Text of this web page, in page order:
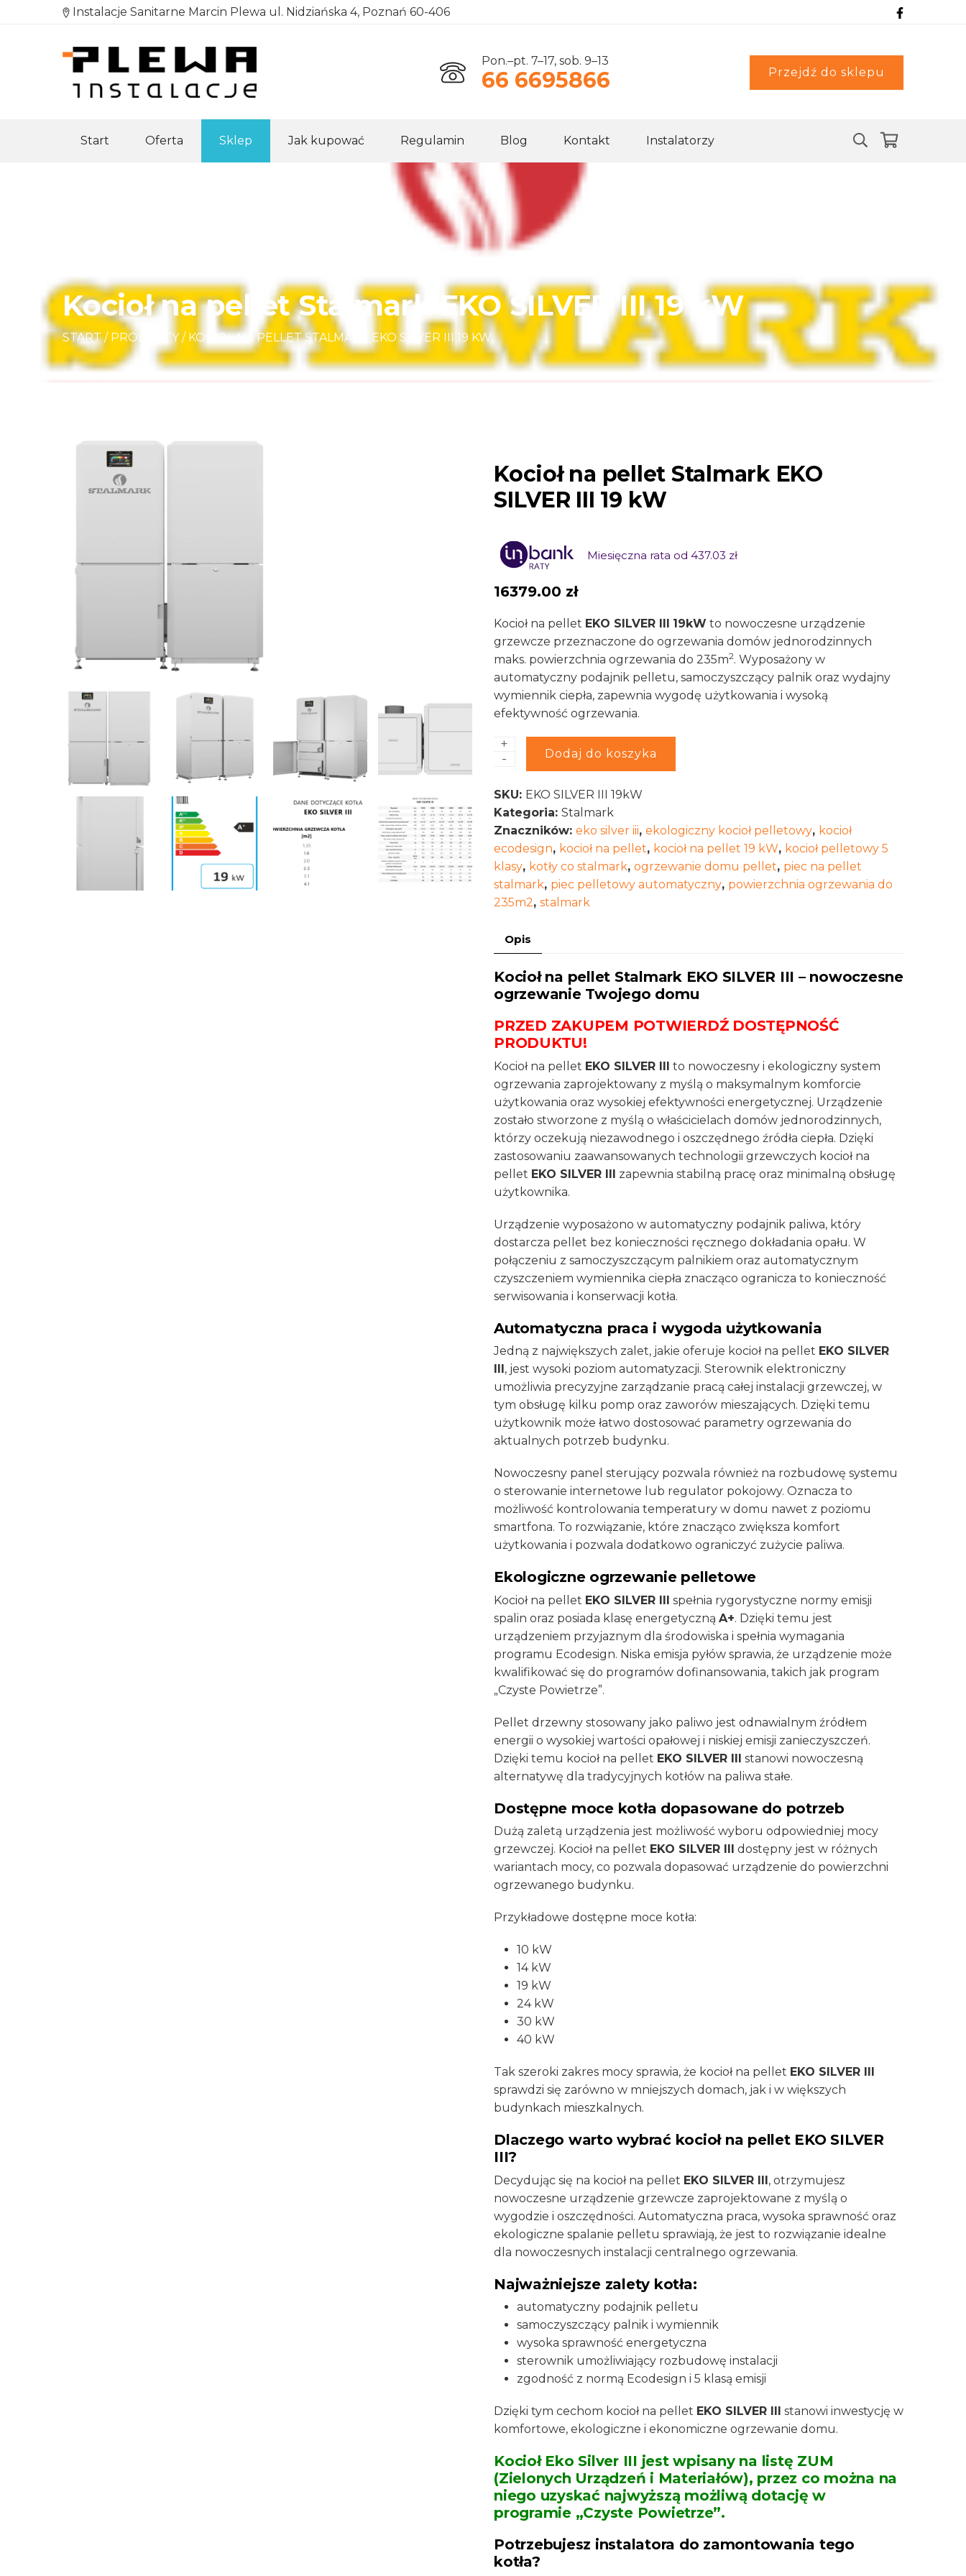
Instalacje Sanitarne Marcin Plewa ul. Nidziańska 4, Poznań 60-406
Pon.–pt. 7–17, sob. 9–13
66 6695866 Przejdź do sklepu
Start Oferta Sklep Jak kupować Regulamin Blog Kontakt Instalatorzy
Kocioł na pellet Stalmark EKO SILVER III 19 kW
START / PRODUKTY / KOCIOŁ NA PELLET STALMARK EKO SILVER III 19 KW
Kocioł na pellet Stalmark EKO
SILVER III 19 kW
Miesięczna rata od 437.03 zł
16379.00 zł
Kocioł na pellet EKO SILVER III 19kW to nowoczesne urządzenie
grzewcze przeznaczone do ogrzewania domów jednorodzinnych
maks. powierzchnia ogrzewania do 235m2. Wyposażony w
automatyczny podajnik pelletu, samoczyszczący palnik oraz wydajny
wymiennik ciepła, zapewnia wygodę użytkowania i wysoką
efektywność ogrzewania.
ilość
Kocioł
pellet
Stalmark
EKO
SILVER
III
19
kW
+
-
Dodaj do koszyka
Alternative:
SKU: EKO SILVER III 19kW
Kategoria: Stalmark
Znaczników: eko silver iii, ekologiczny kocioł pelletowy, kocioł
ecodesign, kocioł na pellet, kocioł na pellet 19 kW, kocioł pelletowy 5
klasy, kotły co stalmark, ogrzewanie domu pellet, piec na pellet
stalmark, piec pelletowy automatyczny, powierzchnia ogrzewania do
235m2, stalmark
Opis
Kocioł na pellet Stalmark EKO SILVER III – nowoczesne
ogrzewanie Twojego domu
PRZED ZAKUPEM POTWIERDŹ DOSTĘPNOŚĆ
PRODUKTU!
Kocioł na pellet EKO SILVER III to nowoczesny i ekologiczny system
ogrzewania zaprojektowany z myślą o maksymalnym komforcie
użytkowania oraz wysokiej efektywności energetycznej. Urządzenie
zostało stworzone z myślą o właścicielach domów jednorodzinnych,
którzy oczekują niezawodnego i oszczędnego źródła ciepła. Dzięki
zastosowaniu zaawansowanych technologii grzewczych kocioł na
pellet EKO SILVER III zapewnia stabilną pracę oraz minimalną obsługę
użytkownika.
Urządzenie wyposażono w automatyczny podajnik paliwa, który
dostarcza pellet bez konieczności ręcznego dokładania opału. W
połączeniu z samoczyszczącym palnikiem oraz automatycznym
czyszczeniem wymiennika ciepła znacząco ogranicza to konieczność
serwisowania i konserwacji kotła.
Automatyczna praca i wygoda użytkowania
Jedną z największych zalet, jakie oferuje kocioł na pellet EKO SILVER
, jest wysoki poziom automatyzacji. Sterownik elektroniczny
umożliwia precyzyjne zarządzanie pracą całej instalacji grzewczej, w
tym obsługę kilku pomp oraz zaworów mieszających. Dzięki temu
użytkownik może łatwo dostosować parametry ogrzewania do
aktualnych potrzeb budynku.
Nowoczesny panel sterujący pozwala również na rozbudowę systemu
o sterowanie internetowe lub regulator pokojowy. Oznacza to
możliwość kontrolowania temperatury w domu nawet z poziomu
smartfona. To rozwiązanie, które znacząco zwiększa komfort
użytkowania i pozwala dodatkowo ograniczyć zużycie paliwa.
Ekologiczne ogrzewanie pelletowe
Kocioł na pellet EKO SILVER III spełnia rygorystyczne normy emisji
spalin oraz posiada klasę energetyczną A+. Dzięki temu jest
urządzeniem przyjaznym dla środowiska i spełnia wymagania
programu Ecodesign. Niska emisja pyłów sprawia, że urządzenie może
kwalifikować się do programów dofinansowania, takich jak program
„Czyste Powietrze”.
Pellet drzewny stosowany jako paliwo jest odnawialnym źródłem
energii o wysokiej wartości opałowej i niskiej emisji zanieczyszczeń.
Dzięki temu kocioł na pellet EKO SILVER III stanowi nowoczesną
alternatywę dla tradycyjnych kotłów na paliwa stałe.
Dostępne moce kotła dopasowane do potrzeb
Dużą zaletą urządzenia jest możliwość wyboru odpowiedniej mocy
grzewczej. Kocioł na pellet EKO SILVER III
dostępny jest w różnych
wariantach mocy, co pozwala dopasować urządzenie do powierzchni
ogrzewanego budynku.
Przykładowe dostępne moce kotła:
10 kW
14 kW
19 kW
24 kW
30 kW
40 kW
Tak szeroki zakres mocy sprawia, że kocioł na pellet EKO SILVER III
sprawdzi się zarówno w mniejszych domach, jak i w większych
budynkach mieszkalnych.
Dlaczego warto wybrać kocioł na pellet EKO SILVER
III?
Decydując się na kocioł na pellet EKO SILVER III, otrzymujesz
nowoczesne urządzenie grzewcze zaprojektowane z myślą o
wygodzie i oszczędności. Automatyczna praca, wysoka sprawność oraz
ekologiczne spalanie pelletu sprawiają, że jest to rozwiązanie idealne
dla nowoczesnych instalacji centralnego ogrzewania.
Najważniejsze zalety kotła:
automatyczny podajnik pelletu
samoczyszczący palnik i wymiennik
wysoka sprawność energetyczna
sterownik umożliwiający rozbudowę instalacji
zgodność z normą Ecodesign i 5 klasą emisji
Dzięki tym cechom kocioł na pellet EKO SILVER III
stanowi inwestycję w
komfortowe, ekologiczne i ekonomiczne ogrzewanie domu.
Kocioł Eko Silver III jest wpisany na listę ZUM
(Zielonych Urządzeń i Materiałów), przez co można na
niego uzyskać najwyższą możliwą dotację w
programie „Czyste Powietrze”.
Potrzebujesz instalatora do zamontowania tego
kotła?